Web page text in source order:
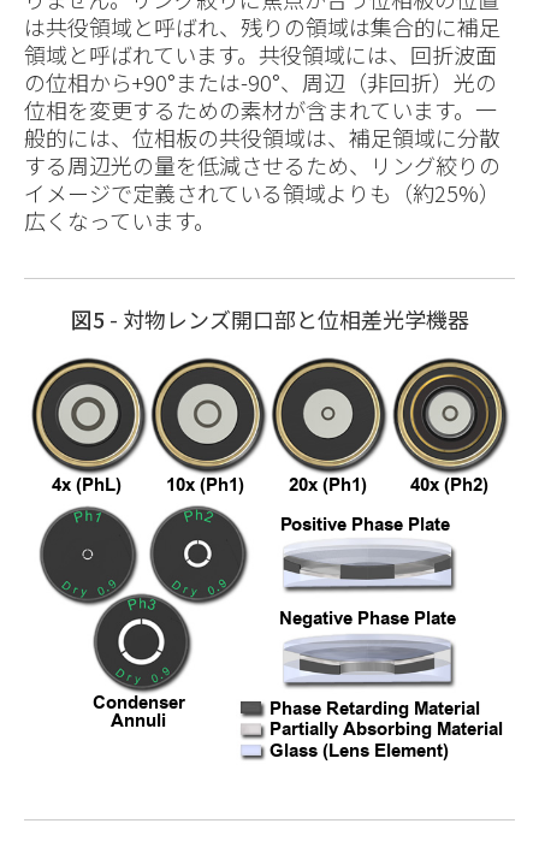
は共役領域と呼ばれ、残りの領域は集合的に補足
領域と呼ばれています。共役領域には、回折波面
の位相から+90°または-90°、周辺（非回折）光の
位相を変更するための素材が含まれています。一
般的には、位相板の共役領域は、補足領域に分散
する周辺光の量を低減させるため、リング絞りの
イメージで定義されている領域よりも（約25%）
広くなっています。
図5 - 対物レンズ開口部と位相差光学機器